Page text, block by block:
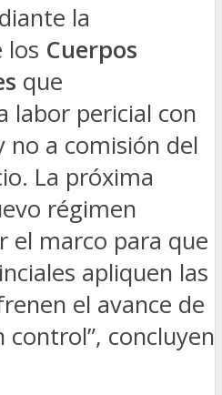
la
los Cuerpos
que
labor pericial con
no a comisión del
La próxima
régimen
el marco para que
apliquen las
el avance de
control”, concluyen